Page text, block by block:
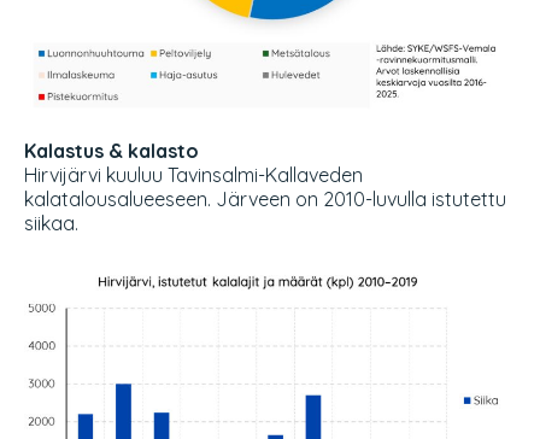
Kalastus & kalasto
Hirvijärvi kuuluu Tavinsalmi-Kallaveden
kalatalousalueeseen. Järveen on 2010-luvulla istutettu
siikaa.